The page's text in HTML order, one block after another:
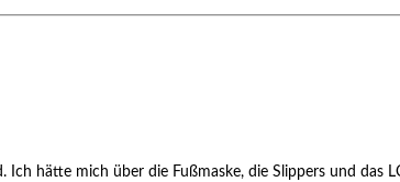
hätte mich über die Fußmaske, die Slippers und das